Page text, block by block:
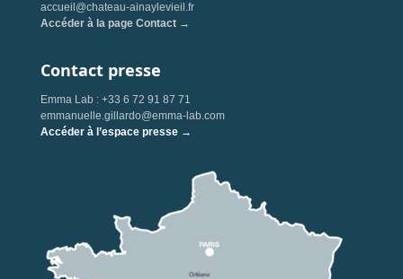
accueil@chateau-ainaylevieil.fr
Accéder à la page Contact →
Contact presse
Emma Lab : +33 6 72 91 87 71
emmanuelle.gillardo@emma-lab.com
Accéder à l’espace presse →